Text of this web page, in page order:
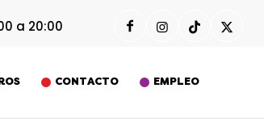
¡Te esperamos todos los días!
a 20:00
CONTACTO EMPLEO